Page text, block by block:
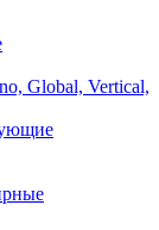
Global, Vertical,